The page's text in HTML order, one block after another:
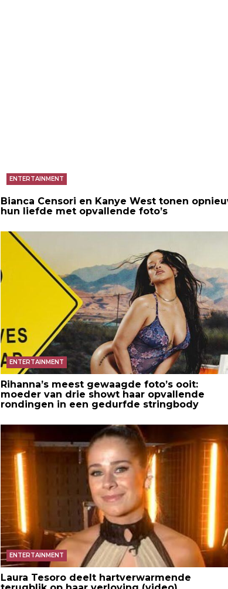
ENTERTAINMENT
Bianca Censori en Kanye West tonen
hun liefde met opvallende foto’s
ENTERTAINMENT
Rihanna’s meest gewaagde foto’s ooit:
moeder van drie showt haar opvallende
rondingen in een gedurfde stringbody
ENTERTAINMENT
Laura Tesoro deelt hartverwarmende